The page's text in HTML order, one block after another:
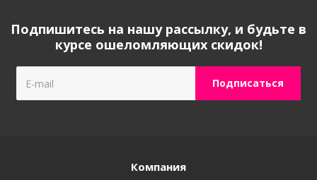
Подпишитесь на нашу рассылку, и будьте в
курсе ошеломляющих скидок!
Компания